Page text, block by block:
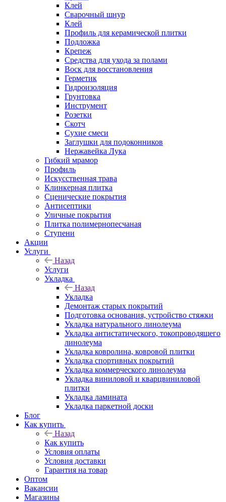
Клей
Сварочный шнур
Клей
Профиль для керамической плитки
Подложка
Крепеж
Средства для ухода за полами
Воск для восстановления
Герметик
Гидроизоляция
Грунтовка
Инструмент
Розетки
Скотч
Сухие смеси
Заглушки для подоконников
Нержавейка Лука
Гибкий мрамор
Профиль
Искусственная трава
Клинкерная плитка
Сценические покрытия
Антисептики
Уличные покрытия
Плитка полимернопесчаная
Ступени
Акции
Услуги
Назад
Услуги
Укладка
Назад
Укладка
Демонтаж старых покрытий
Подготовка основания, устройство стяжки
Укладка натурального линолеума
Укладка антистатического, токопроводящего
линолеума
Укладка ковролина, ковровой плитки
Укладка спортивных покрытий
Укладка коммерческого линолеума
Укладка виниловой и кварцвиниловой
плитки
Укладка ламината
Укладка паркетной доски
Блог
Как купить
Назад
Как купить
Условия оплаты
Условия доставки
Гарантия на товар
Оптом
Вакансии
Магазины